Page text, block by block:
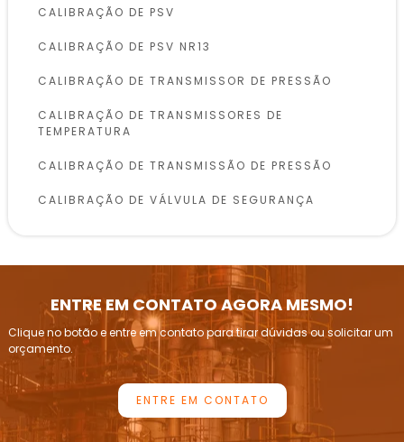
CALIBRAÇÃO DE PSV
CALIBRAÇÃO DE PSV NR13
CALIBRAÇÃO DE TRANSMISSOR DE PRESSÃO
CALIBRAÇÃO DE TRANSMISSORES DE
TEMPERATURA
CALIBRAÇÃO DE TRANSMISSÃO DE PRESSÃO
CALIBRAÇÃO DE VÁLVULA DE SEGURANÇA
INSPEÇÃO DE VASOS DE PRESSÃO
INSPEÇÃO E CALIBRAÇÃO DE VÁLVULAS DE
ALÍVIO DE PRESSÃO
INSPEÇÃO PERIÓDICA DE CALDEIRAS
INSTRUMENTAÇÃO DE PRESSÃO E CALIBRAÇÃO
LABORATÓRIOS DE CALIBRAÇÃO DE
ENTRE EM CONTATO AGORA MESMO!
Clique no botão e entre em contato para tirar dúvidas ou solicitar um
orçamento.
ENTRE EM CONTATO